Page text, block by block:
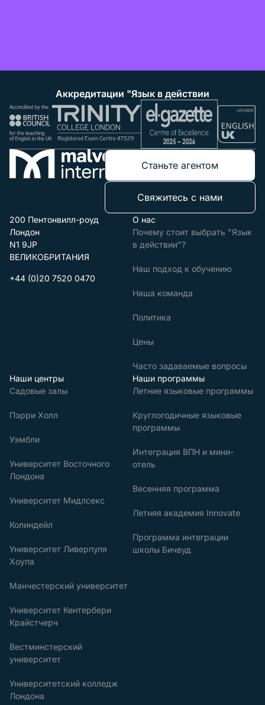
Аккредитации "Язык в действии
Станьте агентом
Свяжитесь с нами
200 Пентонвилл-роуд
Лондон
N1 9JP
ВЕЛИКОБРИТАНИЯ
+44 (0)20 7520 0470
О нас
Почему стоит выбрать "Язык
в действии"?
Наш подход к обучению
Наша команда
Политика
Цены
Часто задаваемые вопросы
Наши центры
Садовые залы
Пэрри Холл
Уэмбли
Университет Восточного
Лондона
Университет Мидлсекс
Колиндейл
Университет Ливерпуля
Хоупа
Манчестерский университет
Университет Кентербери
Крайстчерч
Вестминстерский
университет
Университетский колледж
Лондона
Наши программы
Летние языковые программы
Круглогодичные языковые
программы
Интеграция ВПН и мини-
отель
Весенняя программа
Летняя академия Innovate
Программа интеграции
школы Бичвуд